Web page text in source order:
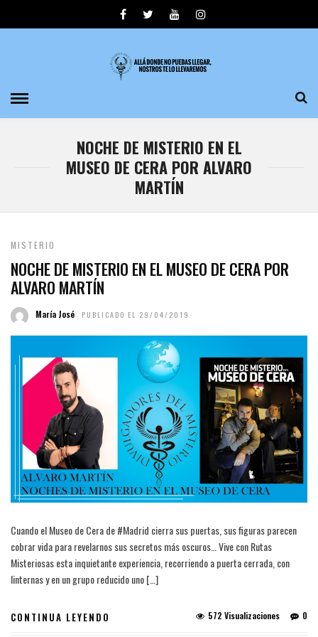
NOCHE DE MISTERIO EN EL
MUSEO DE CERA POR ALVARO
MARTÍN
MISTERIO
NOCHE DE MISTERIO EN EL MUSEO DE CERA POR
ALVARO MARTÍN
María José PUBLICADO EL 29/04/2019
Cuando el Museo de Cera de #Madrid cierra sus puertas, sus figuras parecen
cobrar vida para revelarnos sus secretos más oscuros… Vive con Rutas
Misteriosas esta inquietante experiencia, recorriendo a puerta cerrada, con
linternas y en un grupo reducido uno […]
CONTINUA LEYENDO 0
572 Visualizaciones